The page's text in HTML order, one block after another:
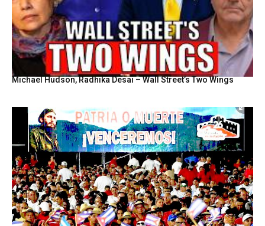
Michael Hudson, Radhika Desai – Wall Street’s Two Wings